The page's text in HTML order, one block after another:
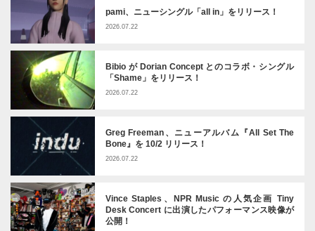
pami、ニューシングル「all in」をリリース！
2026.07.22
Bibio が Dorian Concept とのコラボ・シングル
「Shame」をリリース！
2026.07.22
Greg Freeman、ニューアルバム『All Set The
Bone』を 10/2 リリース！
2026.07.22
Vince Staples、NPR Music の人気企画 Tiny
Desk Concert に出演したパフォーマンス映像が
公開！